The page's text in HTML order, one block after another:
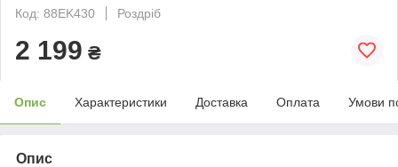
Код: 88EK430
Роздріб
2 199 ₴
Опис Характеристики Доставка Оплата Умови
Опис